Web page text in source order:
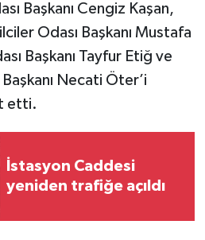
Başkanı Cengiz Kaşan,
Odası Başkanı Mustafa
Başkanı Tayfur Etiğ ve
Necati Öter’i
etti.
İstasyon Caddesi
yeniden trafiğe açıldı